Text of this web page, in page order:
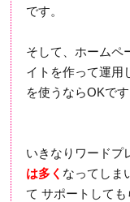
です。
そして、ホームペ
イトを作って運用
を使うならOKです
いきなりワードプ
は多く なってしま
て サポートして